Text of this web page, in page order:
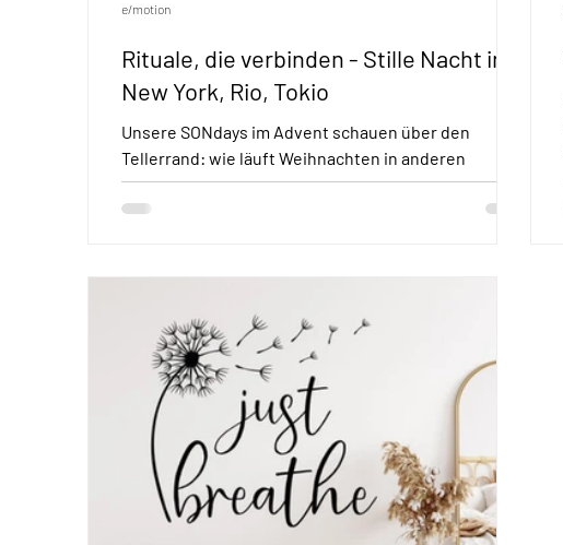
Rituale, die verbinden - Stille Nacht in
New York, Rio, Tokio
Unsere SONdays im Advent schauen über den
Tellerrand: wie läuft Weihnachten in anderen
Ländern ab? Wie helfen Rituale rund um den Globus
dabei, die Weihnachtsstory zu begreifen und
Advent: Schweden /17:00 Uhr 4. Advent:
Deutschland/ e/motion Kids on Stage: Krippenspiel
17:00 Uhr Heiligabend: Weihnachten in Rio/ 16:00 Uhr
:: Herbrügg
e/motion